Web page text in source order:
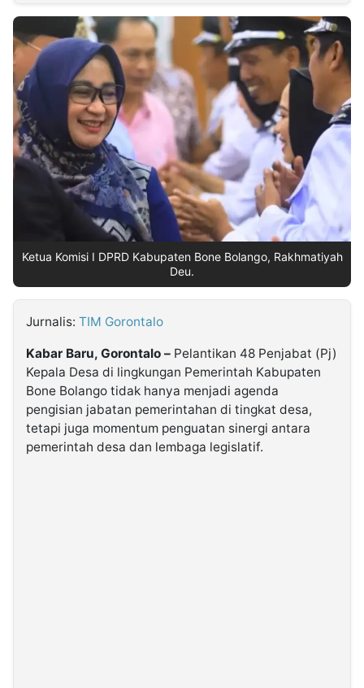
INDONESIA
Partner
Insight
NTB
Suara
Time
Lens
IDN
Daily
Jogja
Jalan
Rakyat
Idealita
News
Kita
Notice
Radar
Baru
Seedbacklink
Follow
Kabarbaru.co
2026
Ketua Komisi I DPRD Kabupaten Bone Bolango, Rakhmatiyah
Deu.
Jurnalis: TIM Gorontalo
Kabar Baru, Gorontalo – Pelantikan 48 Penjabat (Pj)
Kepala Desa di lingkungan Pemerintah Kabupaten
Bone Bolango tidak hanya menjadi agenda
pengisian jabatan pemerintahan di tingkat desa,
tetapi juga momentum penguatan sinergi antara
pemerintah desa dan lembaga legislatif.